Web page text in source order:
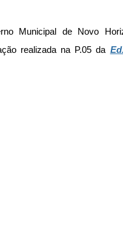
Municipal de Novo
realizada na P.05 da